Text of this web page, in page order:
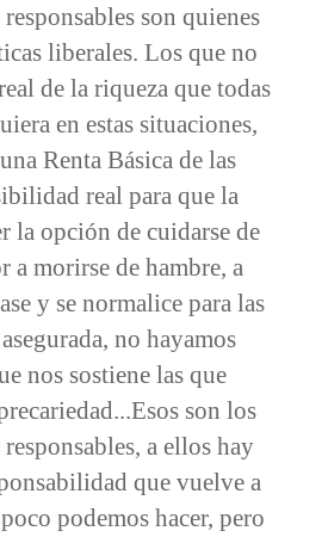
son quienes
liberales. Los que no
de la riqueza que todas
en estas situaciones,
Renta Básica de las
real para que la
la opción de cuidarse de
a morirse de hambre, a
y se normalice para las
no hayamos
nos sostiene las que
son los
a ellos hay
que vuelve a
podemos hacer, pero